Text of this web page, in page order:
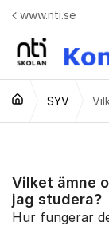
Hoppa till innehåll
www.nti.se
SYV
Vilket ämne
jag studera?
Hur fungerar